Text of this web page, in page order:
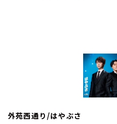
外苑西通り/はやぶさ